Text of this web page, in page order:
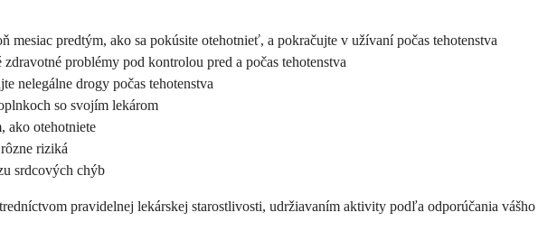
mesiac predtým, ako sa pokúsite otehotnieť, a pokračujte v užívaní počas tehotenstva
problémy pod kontrolou pred a počas tehotenstva
nelegálne drogy počas tehotenstva
so svojím lekárom
ako otehotniete
riziká
srdcových chýb
pravidelnej lekárskej starostlivosti, udržiavaním aktivity podľa odporúčania